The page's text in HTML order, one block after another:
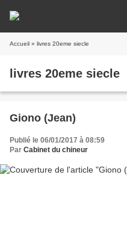
Accueil » livres 20eme siecle
livres 20eme siecle
Giono (Jean)
Publié le 06/01/2017 à 08:59
Par Cabinet du chineur